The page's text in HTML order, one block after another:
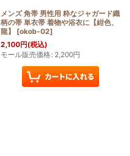
メンズ 角帯 男性用 粋なジャガード織
柄の帯 単衣帯 着物や浴衣に【紺色、
龍】
[okob-02]
2,100円(税込)
モール販売価格: 2,200円